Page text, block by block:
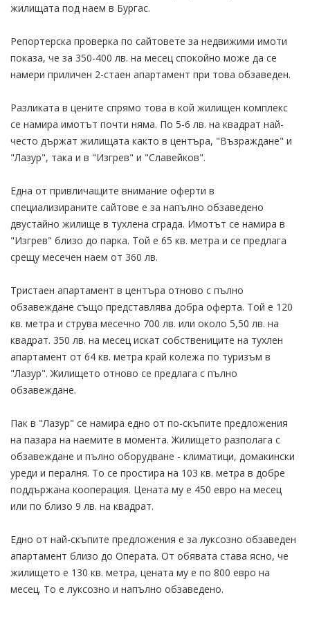
жилищата под наем в Бургас.
Репортерска проверка по сайтовете за недвижими имоти
показа, че за 350-400 лв. на месец спокойно може да се
намери приличен 2-стаен апартамент при това обзаведен.
Разликата в цените спрямо това в кой жилищен комплекс
се намира имотът почти няма. По 5-6 лв. на квадрат най-
често държат жилищата както в центъра, "Възраждане" и
"Лазур", така и в "Изгрев" и "Славейков".
Една от привличащите внимание оферти в
специализираните сайтове е за напълно обзаведено
двустайно жилище в тухлена сграда. Имотът се намира в
"Изгрев" близо до парка. Той е 65 кв. метра и се предлага
срещу месечен наем от 360 лв.
Тристаен апартамент в центъра отново с пълно
обзавеждане също представлява добра оферта. Той е 120
кв. метра и струва месечно 700 лв. или около 5,50 лв. на
квадрат. 350 лв. на месец искат собствениците на тухлен
апартамент от 64 кв. метра край колежа по туризъм в
"Лазур". Жилището отново се предлага с пълно
обзавеждане.
Пак в "Лазур" се намира едно от по-скъпите предложения
на пазара на наемите в момента. Жилището разполага с
обзавеждане и пълно оборудване - климатици, домакински
уреди и пералня. То се простира на 103 кв. метра в добре
поддържана кооперация. Цената му е 450 евро на месец
или по близо 9 лв. на квадрат.
Едно от най-скъпите предложения е за луксозно обзаведен
апартамент близо до Операта. От обявата става ясно, че
жилището е 130 кв. метра, цената му е по 800 евро на
месец. То е луксозно и напълно обзаведено.